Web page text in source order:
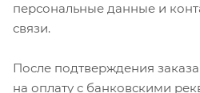
персональные данные и
связи.
После подтверждения
на оплату с банковскими